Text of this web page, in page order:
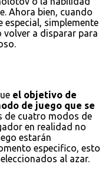
Ahora bien, cuando
especial, simplemente
volver a disparar para
el objetivo de
de juego que se
de cuatro modos de
en realidad no
estarán
especifico, esto
al azar.